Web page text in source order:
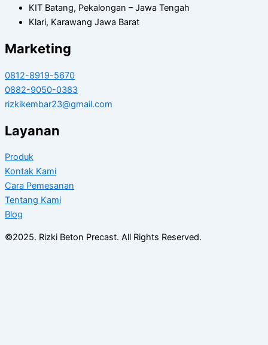
KIT Batang, Pekalongan – Jawa Tengah
Klari, Karawang Jawa Barat
Marketing
0812-8919-5670
0882-9050-0383
rizkikembar23@gmail.com
Layanan
Produk
Kontak Kami
Cara Pemesanan
Tentang Kami
Blog
©2025. Rizki Beton Precast. All Rights Reserved.